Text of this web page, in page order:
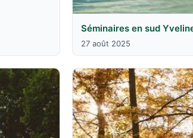
Séminaires en sud
27 août 2025